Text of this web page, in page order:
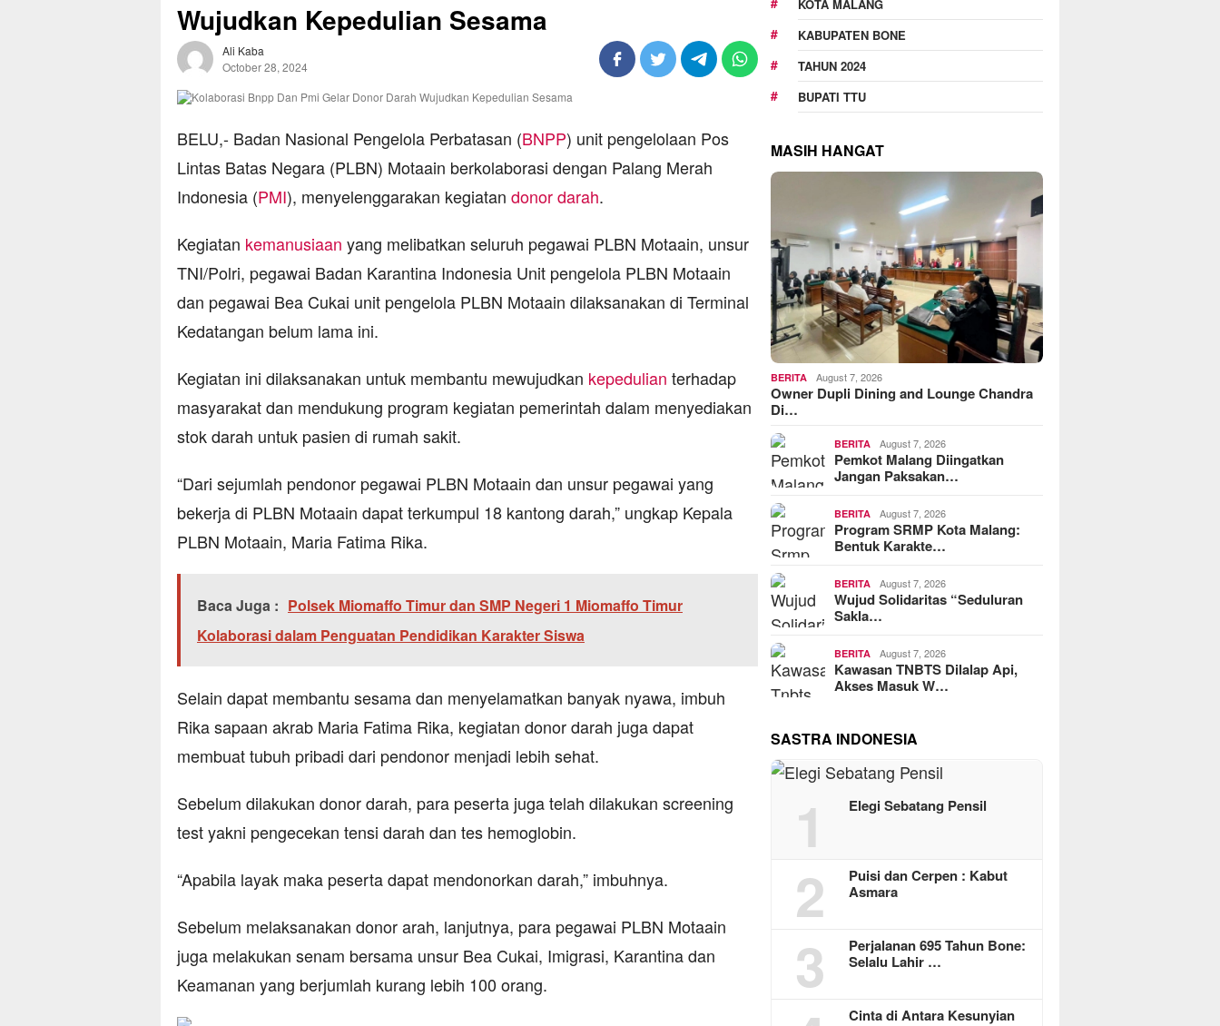
Wujudkan Kepedulian Sesama
Ali Kaba
October 28, 2024
BELU,- Badan Nasional Pengelola Perbatasan (BNPP) unit pengelolaan Pos
Lintas Batas Negara (PLBN) Motaain berkolaborasi dengan Palang Merah
Indonesia (PMI), menyelenggarakan kegiatan donor darah.
Kegiatan kemanusiaan yang melibatkan seluruh pegawai PLBN Motaain, unsur
TNI/Polri, pegawai Badan Karantina Indonesia Unit pengelola PLBN Motaain
dan pegawai Bea Cukai unit pengelola PLBN Motaain dilaksanakan di Terminal
Kedatangan belum lama ini.
Kegiatan ini dilaksanakan untuk membantu mewujudkan kepedulian terhadap
masyarakat dan mendukung program kegiatan pemerintah dalam menyediakan
stok darah untuk pasien di rumah sakit.
“Dari sejumlah pendonor pegawai PLBN Motaain dan unsur pegawai yang
bekerja di PLBN Motaain dapat terkumpul 18 kantong darah,” ungkap Kepala
PLBN Motaain, Maria Fatima Rika.
Baca Juga : Polsek Miomaffo Timur dan SMP Negeri 1 Miomaffo Timur
Kolaborasi dalam Penguatan Pendidikan Karakter Siswa
Selain dapat membantu sesama dan menyelamatkan banyak nyawa, imbuh
Rika sapaan akrab Maria Fatima Rika, kegiatan donor darah juga dapat
membuat tubuh pribadi dari pendonor menjadi lebih sehat.
Sebelum dilakukan donor darah, para peserta juga telah dilakukan screening
test yakni pengecekan tensi darah dan tes hemoglobin.
“Apabila layak maka peserta dapat mendonorkan darah,” imbuhnya.
Sebelum melaksanakan donor arah, lanjutnya, para pegawai PLBN Motaain
juga melakukan senam bersama unsur Bea Cukai, Imigrasi, Karantina dan
Keamanan yang berjumlah kurang lebih 100 orang.
KOTA MALANG
KABUPATEN BONE
TAHUN 2024
BUPATI TTU
MASIH HANGAT
BERITA August 7, 2026
Owner Dupli Dining and Lounge Chandra
Di…
BERITA August 7, 2026
Pemkot Malang Diingatkan
Jangan Paksakan…
BERITA August 7, 2026
Program SRMP Kota Malang:
Bentuk Karakte…
BERITA August 7, 2026
Wujud Solidaritas “Seduluran
Sakla…
BERITA August 7, 2026
Kawasan TNBTS Dilalap Api,
Akses Masuk W…
SASTRA INDONESIA
1 Elegi Sebatang Pensil
2
Puisi dan Cerpen : Kabut
Asmara
3
Perjalanan 695 Tahun Bone:
Selalu Lahir …
Cinta di Antara Kesunyian